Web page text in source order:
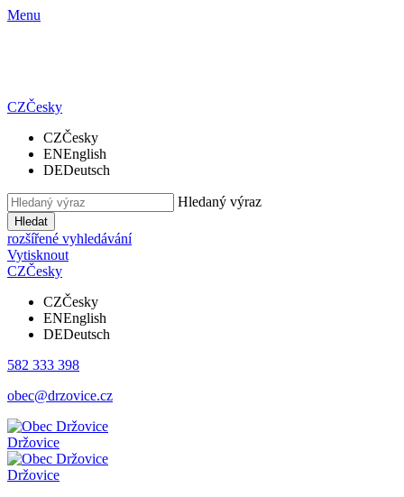
Menu
CZČesky
CZČesky
ENEnglish
DEDeutsch
Hledaný výraz
Hledat
rozšířené vyhledávání
Vytisknout
CZČesky
CZČesky
ENEnglish
DEDeutsch
582 333 398
obec@drzovice.cz
Držovice
Držovice